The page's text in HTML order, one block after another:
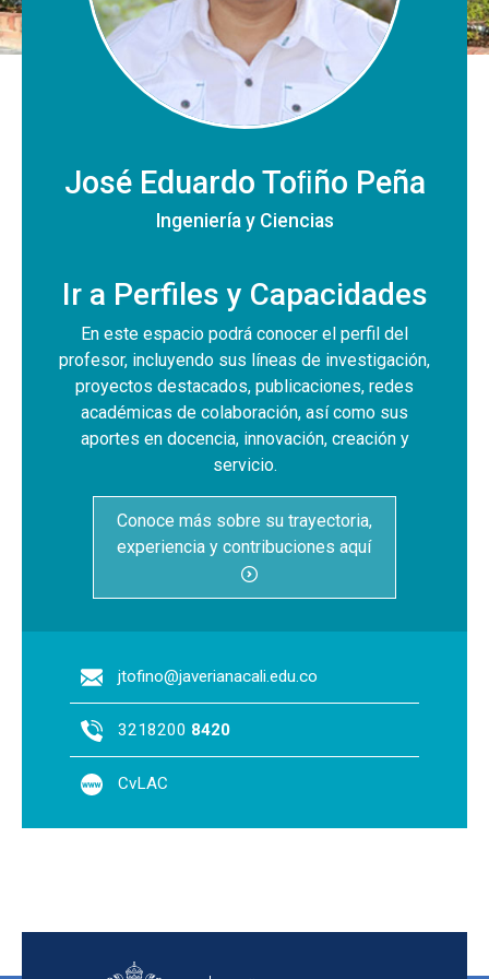
José Eduardo Toﬁño Peña
Ingeniería y Ciencias
Ir a Perfiles y Capacidades
En este espacio podrá conocer el perfil del
profesor, incluyendo sus líneas de investigación,
proyectos destacados, publicaciones, redes
académicas de colaboración, así como sus
aportes en docencia, innovación, creación y
servicio.
Conoce más sobre su trayectoria,
experiencia y contribuciones aquí
jtofino@javerianacali.edu.co
3218200 8420
CvLAC